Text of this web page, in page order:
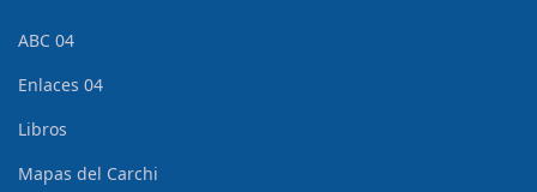
ABC 04
Enlaces 04
Libros
Mapas del Carchi